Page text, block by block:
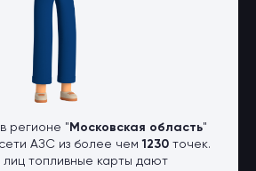
регионе " Московская область"
АЗС из более чем1230 точек.
топливные карты дают